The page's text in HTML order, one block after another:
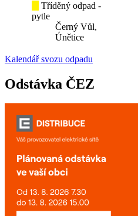
Tříděný odpad -
pytle
Černý Vůl,
Únětice
Kalendář svozu odpadu
Odstávka ČEZ